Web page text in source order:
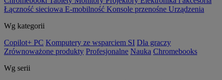
Łączność sieciowa E-mobilność Konsole przenośne Urządzenia
Wg kategorii
Copilot+ PC Komputery ze wsparciem SI Dla graczy
Zrównoważone produkty Profesjonalne Nauka Chromebooks
Wg serii